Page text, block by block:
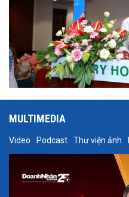
MULTIMEDIA
Video Podcast Thư viện ảnh